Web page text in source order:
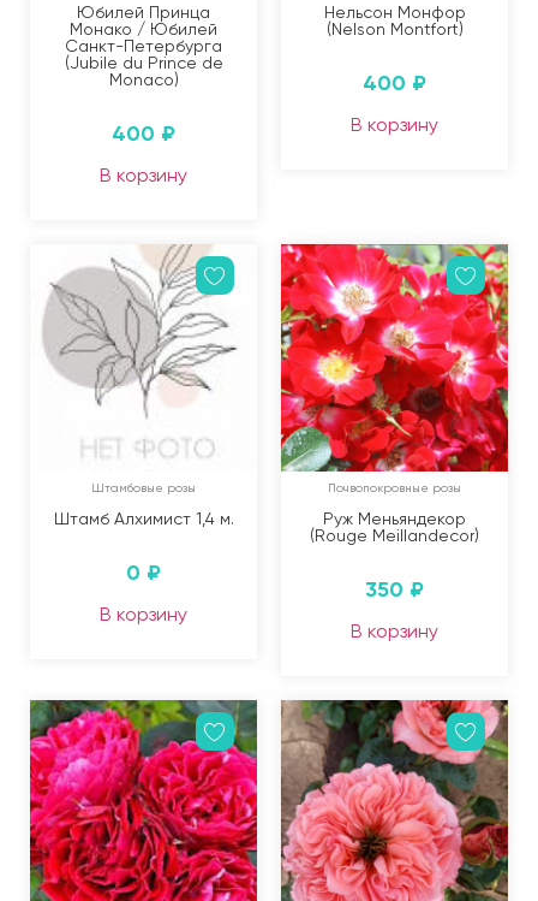
Юбилей Принца
Монако / Юбилей
Санкт-Петербурга
(Jubile du Prince de
Monaco)
400 ₽
В корзину
Нельсон Монфор
(Nelson Montfort)
400 ₽
В корзину
Штамбовые розы
Штамб Алхимист 1,4 м.
0 ₽
В корзину
Почвопокровные розы
Руж Меньяндекор
(Rouge Meillandecor)
350 ₽
В корзину